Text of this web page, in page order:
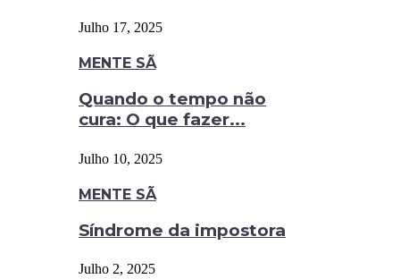
Julho 17, 2025
MENTE SÃ
Quando o tempo não
cura: O que fazer...
Julho 10, 2025
MENTE SÃ
Síndrome da impostora
Julho 2, 2025